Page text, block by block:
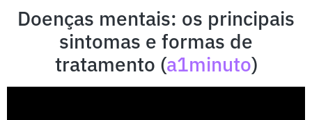
Doenças mentais: os principais
sintomas e formas de
tratamento (a1minuto)